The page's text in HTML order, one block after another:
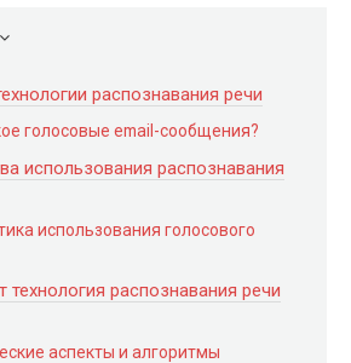
распознавания речи
голосовые email-сообщения?
использования распознавания
использования голосового
технология распознавания речи
аспекты и алгоритмы